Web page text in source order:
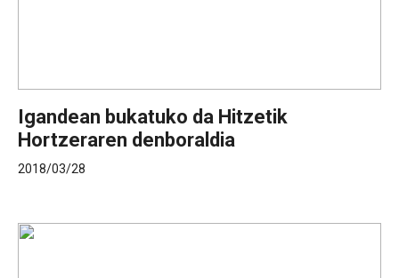
Igandean bukatuko da Hitzetik
Hortzeraren denboraldia
2018/03/28